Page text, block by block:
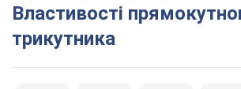
Властивості
трикутника